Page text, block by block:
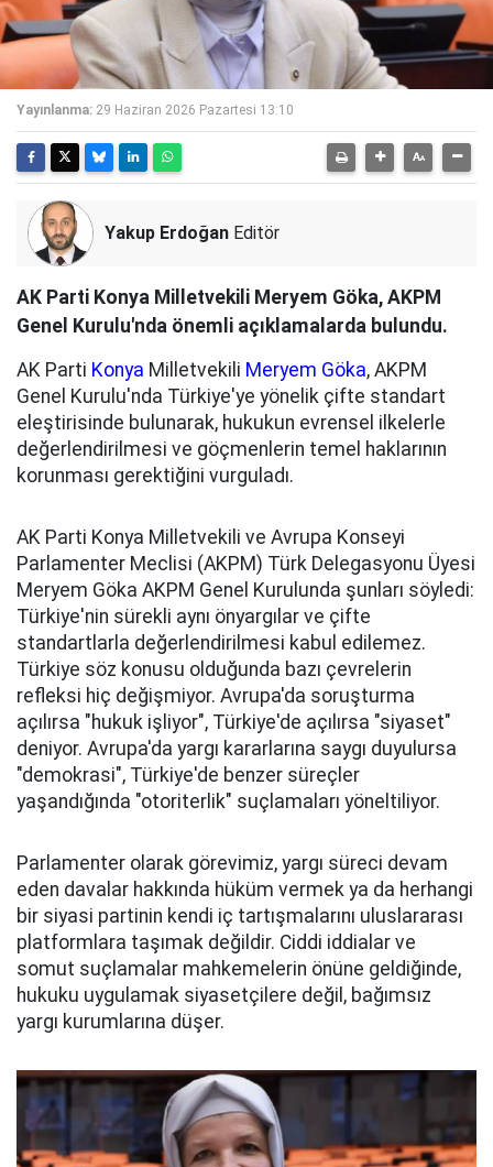
Yayınlanma: 29 Haziran 2026 Pazartesi 13:10
Yakup Erdoğan Editör
AK Parti Konya Milletvekili Meryem Göka, AKPM
Genel Kurulu'nda önemli açıklamalarda bulundu.
AK Parti Konya Milletvekili Meryem Göka, AKPM
Genel Kurulu'nda Türkiye'ye yönelik çifte standart
eleştirisinde bulunarak, hukukun evrensel ilkelerle
değerlendirilmesi ve göçmenlerin temel haklarının
korunması gerektiğini vurguladı.
AK Parti Konya Milletvekili ve Avrupa Konseyi
Parlamenter Meclisi (AKPM) Türk Delegasyonu Üyesi
Meryem Göka AKPM Genel Kurulunda şunları söyledi:
Türkiye'nin sürekli aynı önyargılar ve çifte
standartlarla değerlendirilmesi kabul edilemez.
Türkiye söz konusu olduğunda bazı çevrelerin
refleksi hiç değişmiyor. Avrupa'da soruşturma
açılırsa "hukuk işliyor", Türkiye'de açılırsa "siyaset"
deniyor. Avrupa'da yargı kararlarına saygı duyulursa
"demokrasi", Türkiye'de benzer süreçler
yaşandığında "otoriterlik" suçlamaları yöneltiliyor.
Parlamenter olarak görevimiz, yargı süreci devam
eden davalar hakkında hüküm vermek ya da herhangi
bir siyasi partinin kendi iç tartışmalarını uluslararası
platformlara taşımak değildir. Ciddi iddialar ve
somut suçlamalar mahkemelerin önüne geldiğinde,
hukuku uygulamak siyasetçilere değil, bağımsız
yargı kurumlarına düşer.